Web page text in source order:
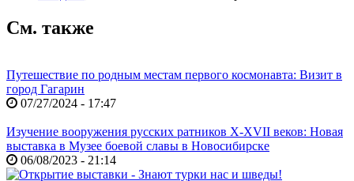
См. также
Путешествие по родным местам первого космонавта: Визит в
город Гагарин
07/27/2024 - 17:47
Изучение вооружения русских ратников X-XVII веков: Новая
выставка в Музее боевой славы в Новосибирске
06/08/2023 - 21:14